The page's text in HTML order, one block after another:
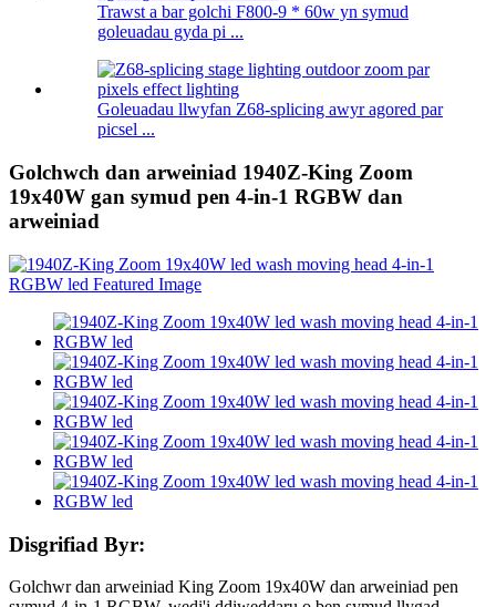
Trawst a bar golchi F800-9 * 60w yn symud
goleuadau gyda pi ...
Goleuadau llwyfan Z68-splicing awyr agored par
picsel ...
Golchwch dan arweiniad 1940Z-King Zoom
19x40W gan symud pen 4-in-1 RGBW dan
arweiniad
Disgrifiad Byr:
Golchwr dan arweiniad King Zoom 19x40W dan arweiniad pen